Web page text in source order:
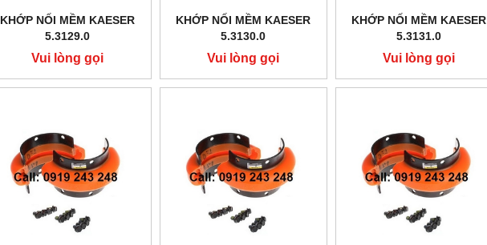
KHỚP NỐI MỀM KAESER
5.3129.0
Vui lòng gọi
KHỚP NỐI MỀM KAESER
5.3130.0
Vui lòng gọi
KHỚP NỐI MỀM KAESER
5.3131.0
Vui lòng gọi